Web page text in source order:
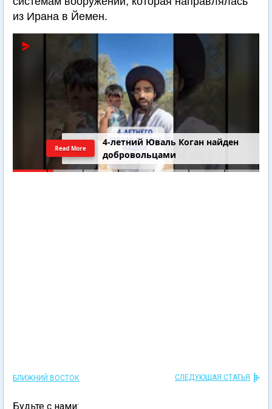
из Ирана в Йемен.
4-летний Юваль Коган найден
добровольцами
Read More
БЛИЖНИЙ ВОСТОК СЛЕДУЮЩАЯ СТАТЬЯ
Будьте с нами: